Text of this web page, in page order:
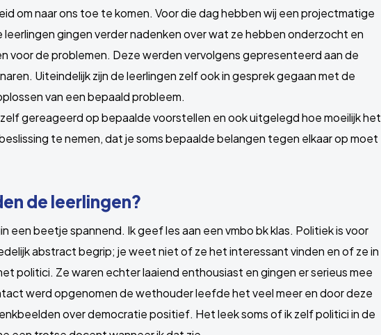
om naar ons toe te komen. Voor die dag hebben wij een projectmatige
gingen verder nadenken over wat ze hebben onderzocht en
voor de problemen. Deze werden vervolgens gepresenteerd aan de
Uiteindelijk zijn de leerlingen zelf ook in gesprek gegaan met de
van een bepaald probleem.
gereageerd op bepaalde voorstellen en ook uitgelegd hoe moeilijk het
te nemen, dat je soms bepaalde belangen tegen elkaar op moet
de leerlingen?
een beetje spannend. Ik geef les aan een vmbo bk klas. Politiek is voor
abstract begrip; je weet niet of ze het interessant vinden en of ze in
politici. Ze waren echter laaiend enthousiast en gingen er serieus mee
werd opgenomen de wethouder leefde het veel meer en door deze
over democratie positief. Het leek soms of ik zelf politici in de